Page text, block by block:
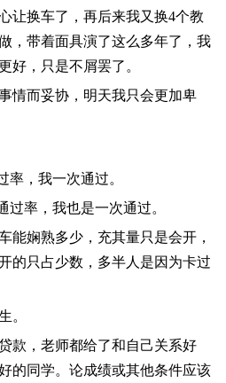
让换车了，再后来我又换4个教
，带着面具演了这么多年了，我
好，只是不屑罢了。
情而妥协，明天我只会更加卑
，我一次通过。
率，我也是一次通过。
娴熟多少，充其量只是会开，
的只占少数，多半人是因为卡过
。
款，老师都给了和自己关系好
的同学。论成绩或其他条件应该